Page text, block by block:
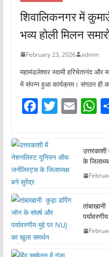
शिवालिकनगर में
भव्य होली मिलन
February 23, 2026 admin
महामंडलेश्वर स्वामी हरिचेतानंद और
में संपन्न हुआ कार्यक्रम। संगठन ही
F
a
c
e
b
o
k
T
w
er
E
m h
s
A
p
p
के